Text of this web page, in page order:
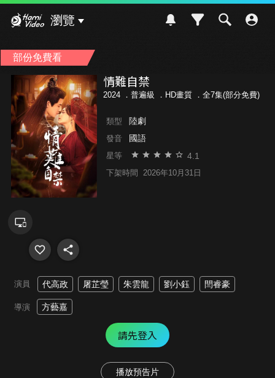
瀏覽
部份免費看
情難自禁
2024 ． 普遍級 ．HD畫質 ．全7集(部分免費)
類型 陸劇
發音 國語
星等 4.1
下架時間 2026年10月31日
演員 代高政 屠芷瑩 朱雲龍 劉小鈺 閆睿豪
導演 方藝嘉
請先登入
播放預告片